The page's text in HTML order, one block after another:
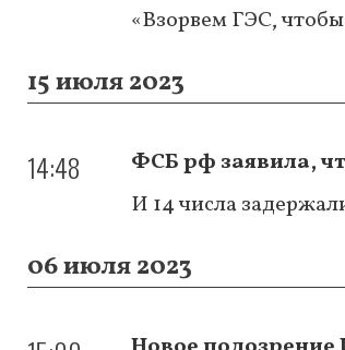
«Взорвем ГЭС,
15 июля 2023
14:48
ФСБ рф заявила,
И 14 числа
06 июля 2023